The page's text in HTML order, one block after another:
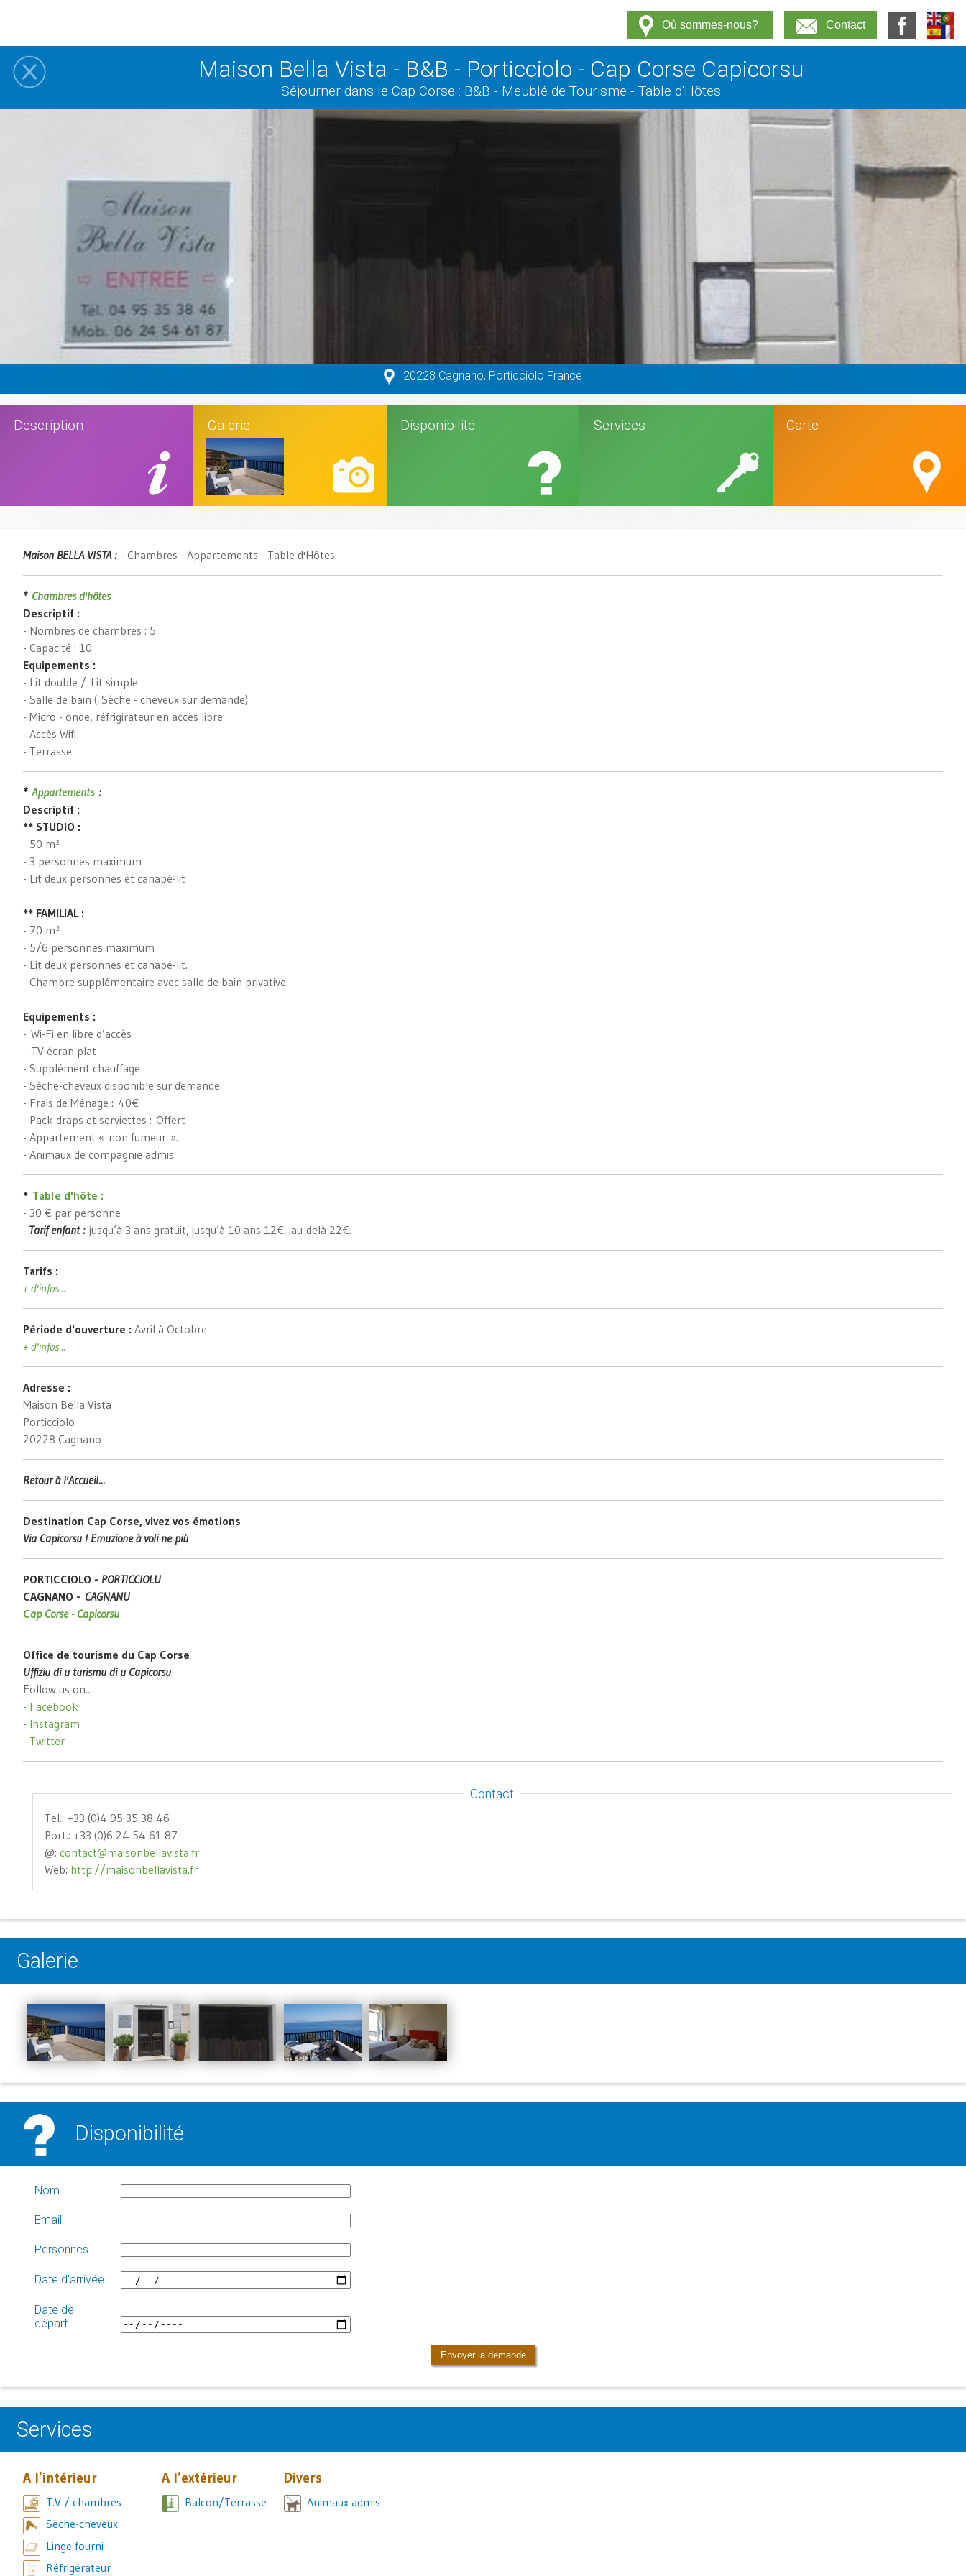
Où sommes-nous? Contact
Maison Bella Vista - B&B - Porticciolo - Cap Corse Capicorsu
Séjourner dans le Cap Corse : B&B - Meublé de Tourisme - Table d'Hôtes
20228 Cagnano, Porticciolo France
Description Galerie Disponibilité Services Carte
Maison BELLA VISTA : - Chambres - Appartements - Table d'Hôtes
* Chambres d'hôtes
Descriptif :
- Nombres de chambres : 5
- Capacité : 10
Equipements :
- Lit double / Lit simple
- Salle de bain ( Sèche - cheveux sur demande)
- Micro - onde, réfrigirateur en accès libre
- Accès Wifi
- Terrasse
* Appartements:
Descriptif :
** STUDIO :
- 50 m²
- 3 personnes maximum
- Lit deux personnes et canapé-lit
** FAMILIAL :
- 70 m²
- 5/6 personnes maximum
- Lit deux personnes et canapé-lit.
- Chambre supplémentaire avec salle de bain privative.
Equipements :
- Wi-Fi en libre d’accès
- TV écran plat
- Supplément chauffage
- Sèche-cheveux disponible sur demande.
- Frais de Ménage : 40€
- Pack draps et serviettes : Offert
- Appartement « non fumeur ».
- Animaux de compagnie admis.
* Table d'hôte :
- 30 € par personne
- Tarif enfant : jusqu’à 3 ans gratuit, jusqu’à 10 ans 12€, au-delà 22€.
Tarifs :
+ d'infos...
Période d'ouverture : Avril à Octobre
+ d'infos...
Adresse :
Maison Bella Vista
Porticciolo
20228 Cagnano
Retour à l'Accueil...
Destination Cap Corse, vivez vos émotions
Via Capicorsu ! Emuzione à voli ne più
PORTICCIOLO - PORTICCIOLU
CAGNANO - CAGNANU
Cap Corse - Capicorsu
Office de tourisme du Cap Corse
Uffiziu di u turismu di u Capicorsu
Follow us on...
- Facebook
- Instagram
- Twitter
Contact
Tel.: +33 (0)4 95 35 38 46
Port.: +33 (0)6 24 54 61 87
@: contact@maisonbellavista.fr
Web: http://maisonbellavista.fr
Galerie
Disponibilité
Nom
Email
Personnes
Date d'arrivée
Date de
départ
Envoyer la demande
Services
A l’intérieur
T.V / chambres
Sèche-cheveux
Linge fourni
Réfrigérateur
A l’extérieur
Balcon/Terrasse
Divers
Animaux admis